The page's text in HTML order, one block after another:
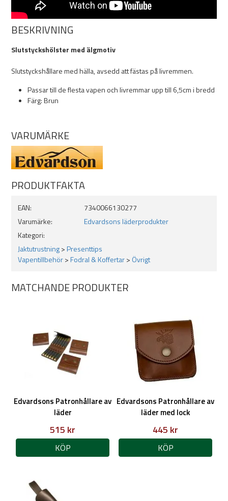
BESKRIVNING
Slutstyckshölster med älgmotiv
Slutstyckshållare med hälla, avsedd att fästas på livremmen.
Passar till de flesta vapen och livremmar upp till 6,5cm i bredd
Färg: Brun
VARUMÄRKE
PRODUKTFAKTA
EAN:
7340066130277
Varumärke:
Edvardsons läderprodukter
Kategori:
Jaktutrustning>Presenttips
Vapentillbehör>Fodral & Koffertar> Övrigt
MATCHANDE PRODUKTER
Edvardsons Patronhållare av
läder
515 kr
KÖP
Edvardsons Patronhållare av
läder med lock
445 kr
KÖP